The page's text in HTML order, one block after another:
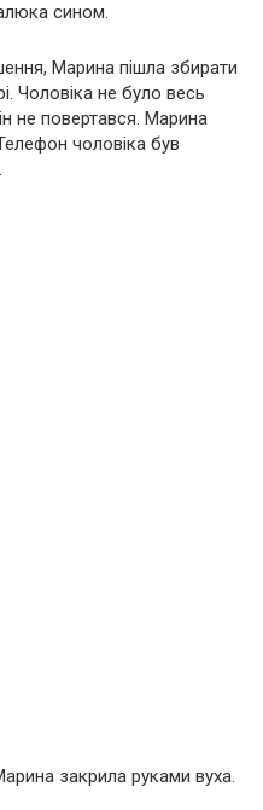
сином.
Марина пішла збирати
Чоловіка не було весь
не повертався. Марина
чоловіка був
закрила руками вуха.